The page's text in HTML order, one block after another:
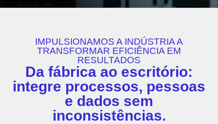
IMPULSIONAMOS A INDÚSTRIA A
TRANSFORMAR EFICIÊNCIA EM
RESULTADOS
Da fábrica ao escritório:
integre processos, pessoas
e dados sem
inconsistências.